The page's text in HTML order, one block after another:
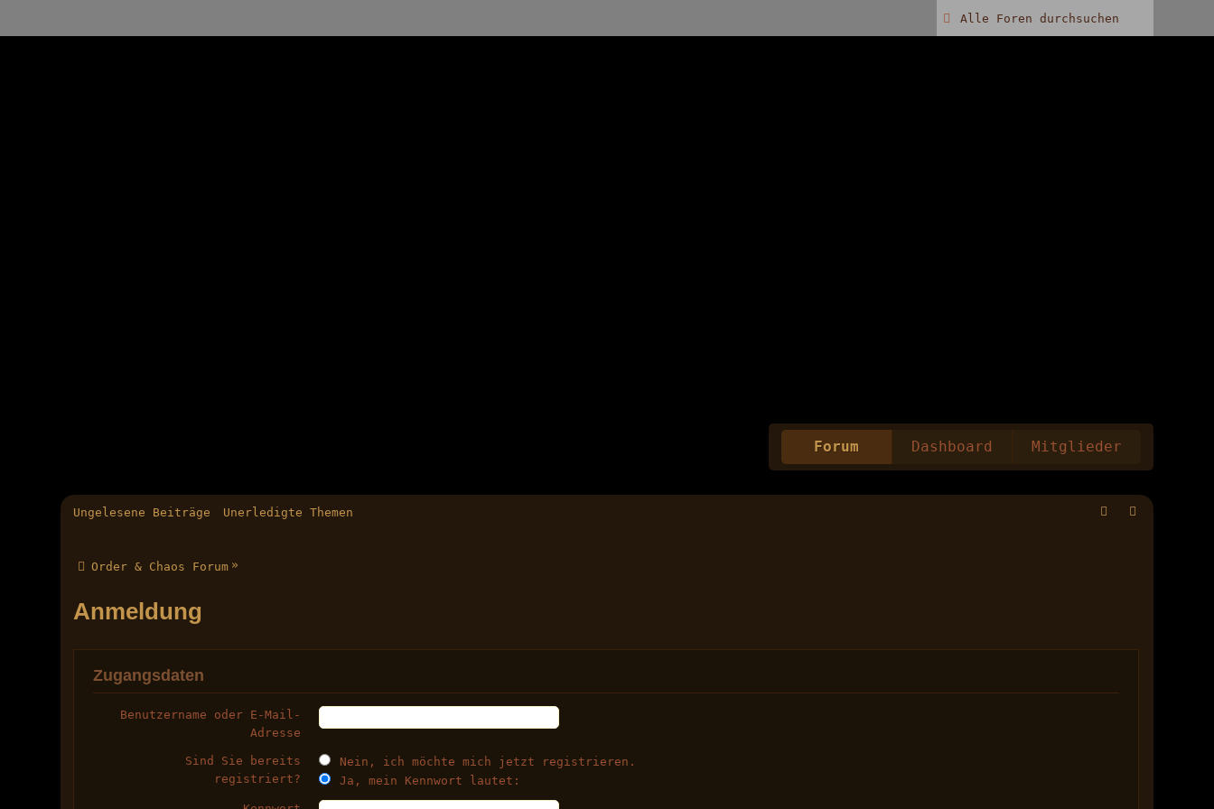
Forum Dashboard Mitglieder
Ungelesene Beiträge Unerledigte Themen
Order & Chaos Forum »
Anmeldung
Zugangsdaten
Benutzername oder E-Mail-
Adresse
Sind Sie bereits
registriert?
Nein, ich möchte mich jetzt registrieren.
Ja, mein Kennwort lautet: